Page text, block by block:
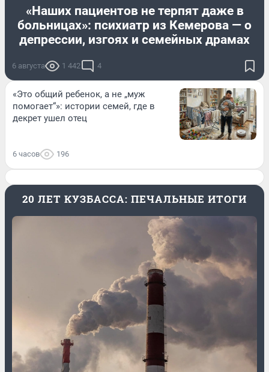
«Наших пациентов не терпят даже в
больницах»: психиатр из Кемерова — о
депрессии, изгоях и семейных драмах
6 августа 1 442 4
«Это общий ребенок, а не „муж
помогает“»: истории семей, где в
декрет ушел отец
6 часов 196
20 ЛЕТ КУЗБАССА: ПЕЧАЛЬНЫЕ ИТОГИ